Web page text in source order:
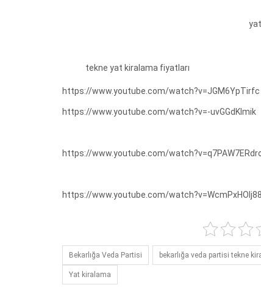
tekne yat kiralama fiyatları
https://www.youtube.com/watch?v=JGM6YpTirfc
https://www.youtube.com/watch?v=-uvGGdKlmik
https://www.youtube.com/
https://www.youtube.com/
Bekarlığa Veda Partisi bekarlığa veda partisi tekne
Yat kiralama